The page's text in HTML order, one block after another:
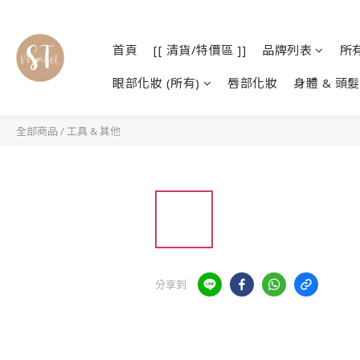
首頁 [[ 清貨/特價區 ]] 品牌列表 所
眼部化妝 (所有) 唇部化妝 身體 & 頭髮
全部商品 /工具 & 其他
分享到